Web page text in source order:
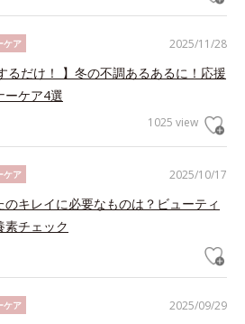
2025/11/28
ケア
るだけ！ 】冬の不調あるあるに！応援
ーケア4選
1025 view
2025/10/17
ケア
のキレイに必要なものは？ビューティ
素チェック
2025/09/29
ケア